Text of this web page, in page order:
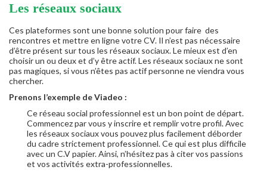
Les réseaux sociaux
Ces plateformes sont une bonne solution pour faire des
rencontres et mettre en ligne votre CV. Il n’est pas nécessaire
d’être présent sur tous les réseaux sociaux. Le mieux est d’en
choisir un ou deux et d’y être actif. Les réseaux sociaux ne sont
pas magiques, si vous n’êtes pas actif personne ne viendra vous
chercher.
Prenons l’exemple de Viadeo :
Ce réseau social professionnel est un bon point de départ.
Commencez par vous y inscrire et remplir votre profil. Avec
les réseaux sociaux vous pouvez plus facilement déborder
du cadre strictement professionnel. Ce qui est plus difficile
avec un C.V papier. Ainsi, n’hésitez pas à citer vos passions
et vos activités extra-professionnelles.